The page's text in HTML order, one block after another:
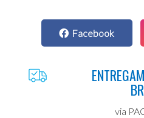
Facebook
via